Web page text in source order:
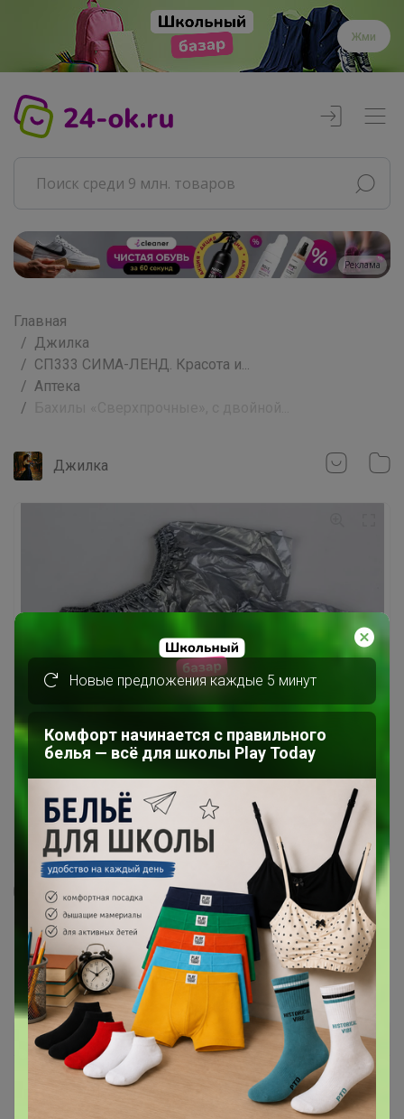
Жми
Реклама
Главная
Джилка
СП333 СИМА-ЛЕНД. Красота и...
Аптека
Джилка
19
Бахилы «Сверхпрочные», с двойной
резинкой, серебряные, 70 микрон, 7.0
грамм, 50 пар
237,36 Орг. 47,47р
Доставка ~ 7 дней с момента включения в
Новые предложения каждые 5 минут
Комфорт начинается с правильного
белья — всё для школы Play Today